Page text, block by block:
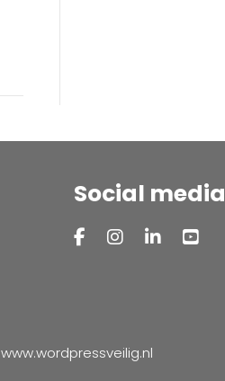
Social media
www.wordpressveilig.nl